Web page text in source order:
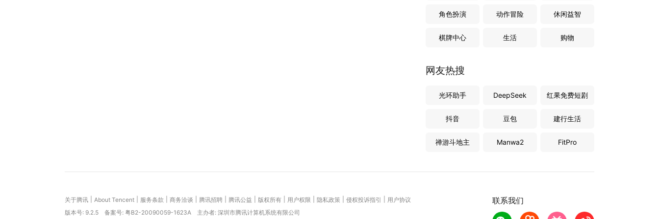
角色扮演 动作冒险 休闲益智
棋牌中心 生活 购物
网友热搜
光环助手 DeepSeek 红果免费短剧
抖音 豆包 建行生活
禅游斗地主 Manwa2 FitPro
联系我们
关于腾讯 About Tencent 服务条款 商务洽谈 腾讯招聘 腾讯公益 版权所有 用户权限 隐私政策 侵权投诉指引
用户协议
版本号: 9.2.5 备案号: 粤B2-20090059-1623A 主办者: 深圳市腾讯计算机系统有限公司